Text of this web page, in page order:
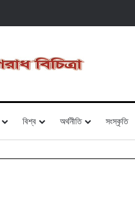
বিশ্ব অর্থনীতি সংস্কৃতি